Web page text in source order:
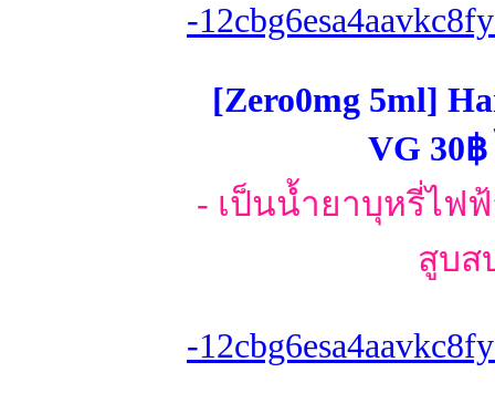
-
[Zero0mg 5ml]
VG 30
- เป็นน้ำยาบุหรี่ไฟ
สูบส
-